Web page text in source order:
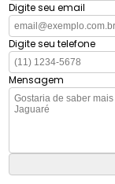
Digite seu email
Digite seu telefone
Mensagem